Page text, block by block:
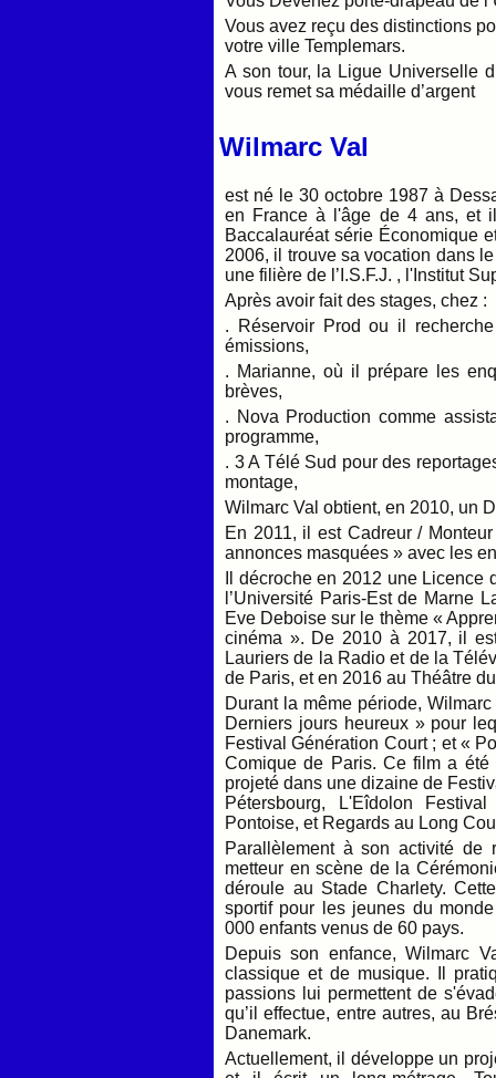
Vous avez reçu des distinctions
votre ville Templemars.
A son tour, la Ligue Universelle
vous remet sa médaille d’argent
Wilmarc Val
est né le 30 octobre 1987 à
en France à l'âge de 4 ans, et
Baccalauréat série Économique
2006, il trouve sa vocation dans
une filière de l’I.S.F.J. , l'Institut
Après avoir fait des stages, chez :
. Réservoir Prod ou il
émissions,
. Marianne, où il prépare les
brèves,
. Nova Production comme
programme,
. 3 A Télé Sud pour des
montage,
Wilmarc Val obtient, en 2010, un
En 2011, il est Cadreur /
annonces masquées » avec les
Il décroche en 2012 une
l’Université Paris-Est de Marne
Eve Deboise sur le thème «
cinéma ». De 2010 à 2017, il
Lauriers de la Radio et de la
de Paris, et en 2016 au Théâtre
Durant la même période,
Derniers jours heureux » pour
Festival Génération Court ; et «
Comique de Paris. Ce film a
projeté dans une dizaine de
Pétersbourg, L'Eîdolon
Pontoise, et Regards au Long
Parallèlement à son activité
metteur en scène de la
déroule au Stade Charlety.
sportif pour les jeunes du
000 enfants venus de 60 pays.
Depuis son enfance, Wilmarc
classique et de musique. Il
passions lui permettent de
qu’il effectue, entre autres, au
Danemark.
Actuellement, il développe un